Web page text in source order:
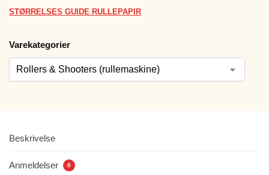
STØRRELSES GUIDE RULLEPAPIR
Varekategorier
Beskrivelse
Anmeldelser 0